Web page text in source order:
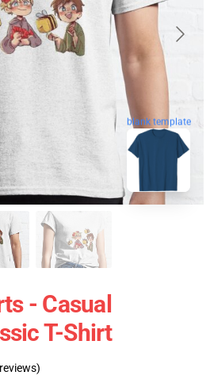
blank template
- Casual
T-Shirt